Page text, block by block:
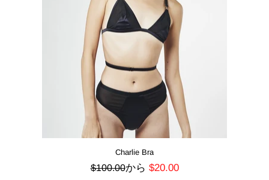
Charlie Bra
$100.00から $20.00